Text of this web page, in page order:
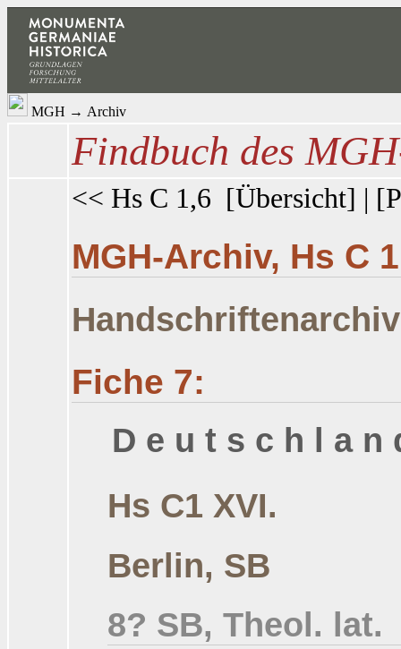
MGH → Archiv
Findbuch des
<< Hs C 1,6 [Übersicht] | [
MGH-Archiv, Hs C 1
Fiche 7:
D e u t s c h l a n
Hs C1 XVI.
Berlin, SB
8? SB, Theol. lat.